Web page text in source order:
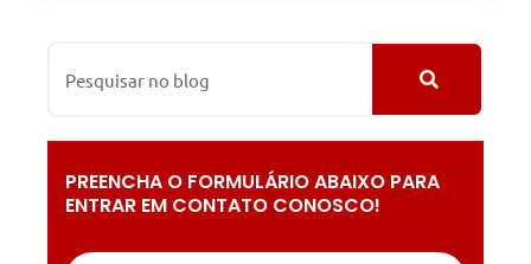
PREENCHA O FORMULÁRIO ABAIXO PARA
ENTRAR EM CONTATO CONOSCO!